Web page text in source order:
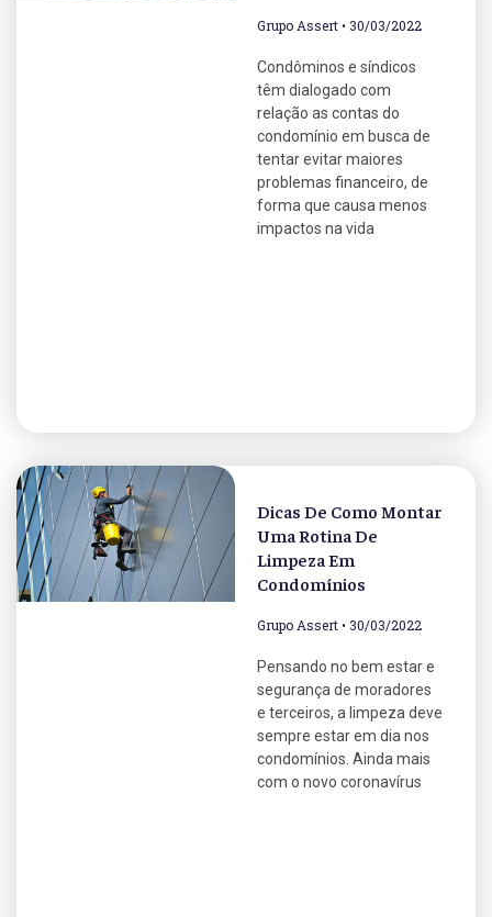
Grupo Assert 30/03/2022
Condôminos e síndicos
têm dialogado com
relação as contas do
condomínio em busca de
tentar evitar maiores
problemas financeiro, de
forma que causa menos
impactos na vida
Dicas De Como Montar
Uma Rotina De
Limpeza Em
Condomínios
Grupo Assert 30/03/2022
Pensando no bem estar e
segurança de moradores
e terceiros, a limpeza deve
sempre estar em dia nos
condomínios. Ainda mais
com o novo coronavírus